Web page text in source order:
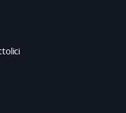
profondo pozzo naturale,